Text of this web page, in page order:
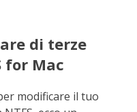
di terze
for Mac
modificare il tuo